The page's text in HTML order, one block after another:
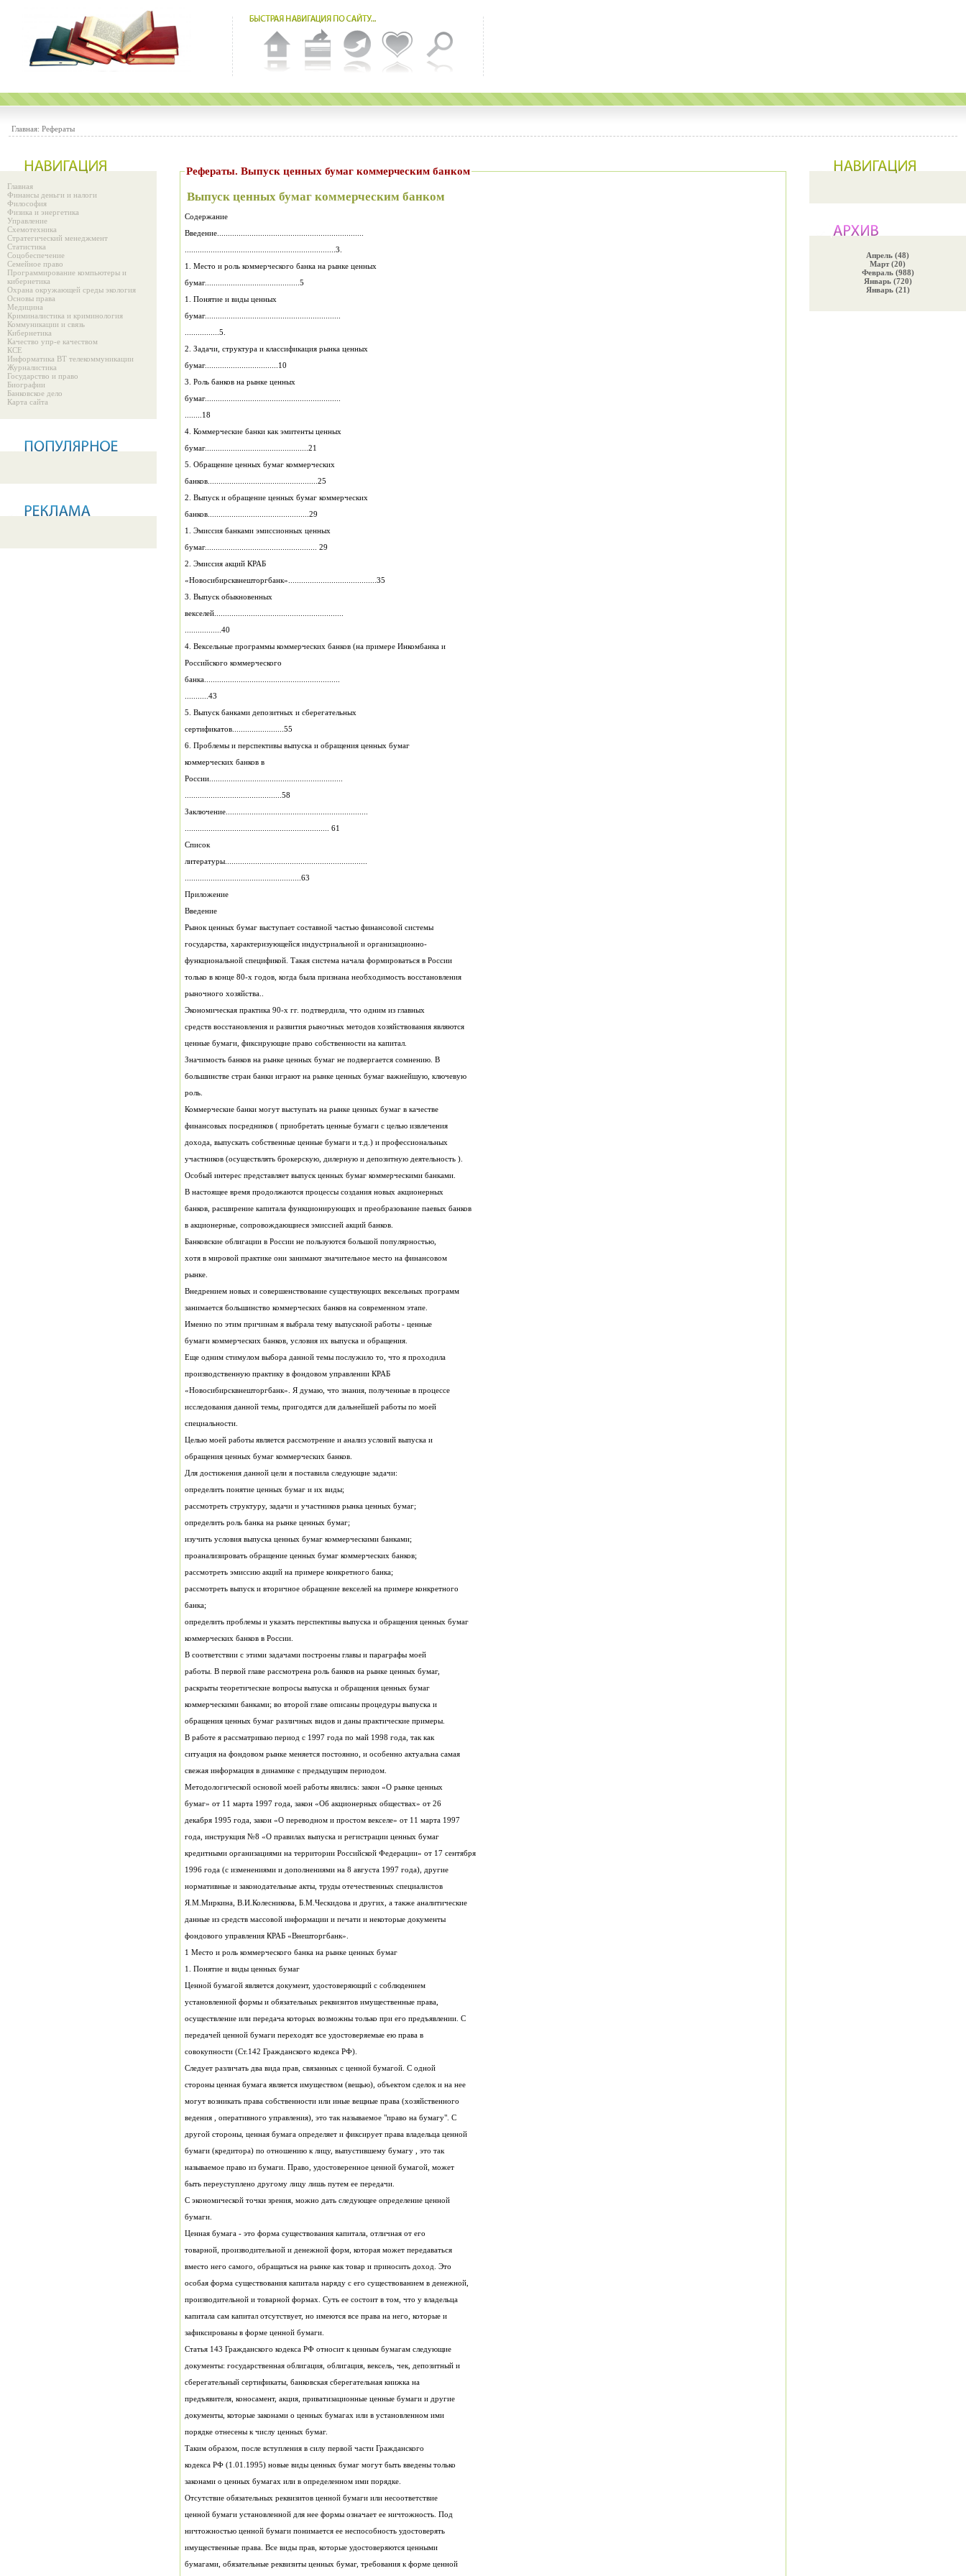
Главная: Рефераты
Главная
Финансы деньги и налоги
Философия
Физика и энергетика
Управление
Схемотехника
Стратегический менеджмент
Статистика
Соцобеспечение
Семейное право
Программирование компьютеры и
кибернетика
Охрана окружающей среды экология
Основы права
Медицина
Криминалистика и криминология
Коммуникации и связь
Кибернетика
Качество упр-е качеством
КСЕ
Информатика ВТ телекоммуникации
Журналистика
Государство и право
Биографии
Банковское дело
Карта сайта
Рефераты. Выпуск ценных бумаг коммерческим банком
Выпуск ценных бумаг коммерческим банком
Содержание
Введение....................................................................
......................................................................3.
1. Место и роль коммерческого банка на рынке ценных
бумаг............................................5
1. Понятие и виды ценных
бумаг...............................................................
................5.
2. Задачи, структура и классификация рынка ценных
бумаг..................................10
3. Роль банков на рынке ценных
бумаг...............................................................
........18
4. Коммерческие банки как эмитенты ценных
бумаг................................................21
5. Обращение ценных бумаг коммерческих
банков...................................................25
2. Выпуск и обращение ценных бумаг коммерческих
банков...............................................29
1. Эмиссия банками эмиссионных ценных
бумаг.................................................... 29
2. Эмиссия акций КРАБ
«Новосибирсквнешторгбанк».........................................35
3. Выпуск обыкновенных
векселей............................................................
.................40
4. Вексельные программы коммерческих банков (на примере Инкомбанка и
Российского коммерческого
банка...............................................................
...........43
5. Выпуск банками депозитных и сберегательных
сертификатов........................55
6. Проблемы и перспективы выпуска и обращения ценных бумаг
коммерческих банков в
России..............................................................
.............................................58
Заключение..................................................................
................................................................... 61
Список
литературы..................................................................
......................................................63
Приложение
Введение
Рынок ценных бумаг выступает составной частью финансовой системы
государства, характеризующейся индустриальной и организационно-
функциональной спецификой. Такая система начала формироваться в России
только в конце 80-х годов, когда была признана необходимость восстановления
рыночного хозяйства..
Экономическая практика 90-х гг. подтвердила, что одним из главных
средств восстановления и развития рыночных методов хозяйствования являются
ценные бумаги, фиксирующие право собственности на капитал.
Значимость банков на рынке ценных бумаг не подвергается сомнению. В
большинстве стран банки играют на рынке ценных бумаг важнейшую, ключевую
роль.
Коммерческие банки могут выступать на рынке ценных бумаг в качестве
финансовых посредников ( приобретать ценные бумаги с целью извлечения
дохода, выпускать собственные ценные бумаги и т.д.) и профессиональных
участников (осуществлять брокерскую, дилерную и депозитную деятельность ).
Особый интерес представляет выпуск ценных бумаг коммерческими банками.
В настоящее время продолжаются процессы создания новых акционерных
банков, расширение капитала функционирующих и преобразование паевых банков
в акционерные, сопровождающиеся эмиссией акций банков.
Банковские облигации в России не пользуются большой популярностью,
хотя в мировой практике они занимают значительное место на финансовом
рынке.
Внедрением новых и совершенствование существующих вексельных программ
занимается большинство коммерческих банков на современном этапе.
Именно по этим причинам я выбрала тему выпускной работы - ценные
бумаги коммерческих банков, условия их выпуска и обращения.
Еще одним стимулом выбора данной темы послужило то, что я проходила
производственную практику в фондовом управлении КРАБ
«Новосибирсквнешторгбанк». Я думаю, что знания, полученные в процессе
исследования данной темы, пригодятся для дальнейшей работы по моей
специальности.
Целью моей работы является рассмотрение и анализ условий выпуска и
обращения ценных бумаг коммерческих банков.
Для достижения данной цели я поставила следующие задачи:
определить понятие ценных бумаг и их виды;
рассмотреть структуру, задачи и участников рынка ценных бумаг;
определить роль банка на рынке ценных бумаг;
изучить условия выпуска ценных бумаг коммерческими банками;
проанализировать обращение ценных бумаг коммерческих банков;
рассмотреть эмиссию акций на примере конкретного банка;
рассмотреть выпуск и вторичное обращение векселей на примере конкретного
банка;
определить проблемы и указать перспективы выпуска и обращения ценных бумаг
коммерческих банков в России.
В соответствии с этими задачами построены главы и параграфы моей
работы. В первой главе рассмотрена роль банков на рынке ценных бумаг,
раскрыты теоретические вопросы выпуска и обращения ценных бумаг
коммерческими банками; во второй главе описаны процедуры выпуска и
обращения ценных бумаг различных видов и даны практические примеры.
В работе я рассматриваю период с 1997 года по май 1998 года, так как
ситуация на фондовом рынке меняется постоянно, и особенно актуальна самая
свежая информация в динамике с предыдущим периодом.
Методологической основой моей работы явились: закон «О рынке ценных
бумаг» от 11 марта 1997 года, закон «Об акционерных обществах» от 26
декабря 1995 года, закон «О переводном и простом векселе» от 11 марта 1997
года, инструкция №8 «О правилах выпуска и регистрации ценных бумаг
кредитными организациями на территории Российской Федерации» от 17 сентября
1996 года (с изменениями и дополнениями на 8 августа 1997 года), другие
нормативные и законодательные акты, труды отечественных специалистов
Я.М.Миркина, В.И.Колесникова, Б.М.Ческидова и других, а также аналитические
данные из средств массовой информации и печати и некоторые документы
фондового управления КРАБ «Внешторгбанк».
1 Место и роль коммерческого банка на рынке ценных бумаг
1. Понятие и виды ценных бумаг
Ценной бумагой является документ, удостоверяющий с соблюдением
установленной формы и обязательных реквизитов имущественные права,
осуществление или передача которых возможны только при его предъявлении. С
передачей ценной бумаги переходят все удостоверяемые ею права в
совокупности (Ст.142 Гражданского кодекса РФ).
Следует различать два вида прав, связанных с ценной бумагой. С одной
стороны ценная бумага является имуществом (вещью), объектом сделок и на нее
могут возникать права собственности или иные вещные права (хозяйственного
ведения , оперативного управления), это так называемое "право на бумагу". С
другой стороны, ценная бумага определяет и фиксирует права владельца ценной
бумаги (кредитора) по отношению к лицу, выпустившему бумагу , это так
называемое право из бумаги. Право, удостоверенное ценной бумагой, может
быть переуступлено другому лицу лишь путем ее передачи.
С экономической точки зрения, можно дать следующее определение ценной
бумаги.
Ценная бумага - это форма существования капитала, отличная от его
товарной, производительной и денежной форм, которая может передаваться
вместо него самого, обращаться на рынке как товар и приносить доход. Это
особая форма существования капитала наряду с его существованием в денежной,
производительной и товарной формах. Суть ее состоит в том, что у владельца
капитала сам капитал отсутствует, но имеются все права на него, которые и
зафиксированы в форме ценной бумаги.
Статья 143 Гражданского кодекса РФ относит к ценным бумагам следующие
документы: государственная облигация, облигация, вексель, чек, депозитный и
сберегательный сертификаты, банковская сберегательная книжка на
предъявителя, коносамент, акция, приватизационные ценные бумаги и другие
документы, которые законами о ценных бумагах или в установленном ими
порядке отнесены к числу ценных бумаг.
Таким образом, после вступления в силу первой части Гражданского
кодекса РФ (1.01.1995) новые виды ценных бумаг могут быть введены только
законами о ценных бумагах или в определенном ими порядке.
Отсутствие обязательных реквизитов ценной бумаги или несоответствие
ценной бумаги установленной для нее формы означает ее ничтожность. Под
ничтожностью ценной бумаги понимается ее неспособность удостоверять
имущественные права. Все виды прав, которые удостоверяются ценными
бумагами, обязательные реквизиты ценных бумаг, требования к форме ценной
Апрель (48)
Март (20)
Февраль (988)
Январь (720)
Январь (21)